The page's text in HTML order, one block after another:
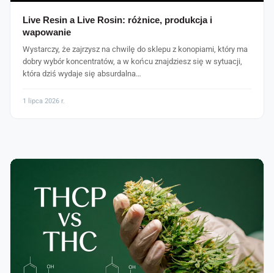
Live Resin a Live Rosin: różnice, produkcja i
wapowanie
Wystarczy, że zajrzysz na chwilę do sklepu z konopiami, który ma
dobry wybór koncentratów, a w końcu znajdziesz się w sytuacji,
która dziś wydaje się absurdalna…
1 lipca 2026 r.